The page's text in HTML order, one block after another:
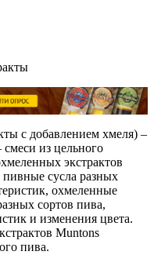
с добавлением хмеля) –
смеси из цельного
экстрактов
пивные сусла разных
охмеленные
сортов пива,
и изменения цвета.
Muntons
пива.